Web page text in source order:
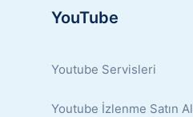
YouTube
Youtube Servisleri
Youtube İzlenme Satın Al